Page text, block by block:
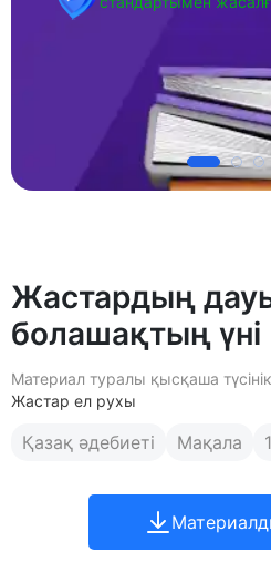
Жастардың
болашақтың үні
Материал туралы қысқаша түсінік
Жастар ел рухы
Қазақ әдебиеті Мақала